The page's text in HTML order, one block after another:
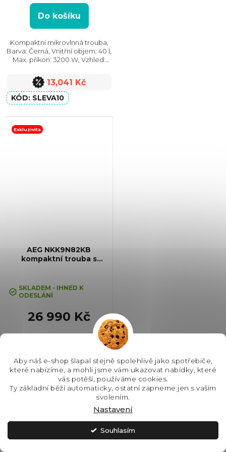
Aby náš e-shop šlapal stejně spolehlivě jako spotřebiče,
které nabízíme, a mohli jsme vám ukazovat nabídky, které
vás potěší, používáme cookies.
Ty základní běží automaticky, ostatní zapneme jen s vaším
svolením.
Nastavení
Souhlasím
5
hvězdiček.
Do košíku
Kompaktní mikrovlnná trouba,
Barva: Černá, Vnitřní objem: 40 l,
Max. příkon: 3200 W, Vzhled:
455x595x560 mm, Počet skel ve
dvířkách: 2
13,041 Kč
SLEVA10
Exkluzivita
AEG NKK9N82KB
kompaktní trouba s
SKLADEM - IHNED K
ODESLÁNÍ
26 990 Kč
Kompaktní multifunkční trouba s
mikrovlnami, Barva: Černá,
Čištění: Vodou, Vnitřní objem: 44
l, Max. příkon: 3000 W, Gril,
Rozměry (VxŠxH): 455x595x567